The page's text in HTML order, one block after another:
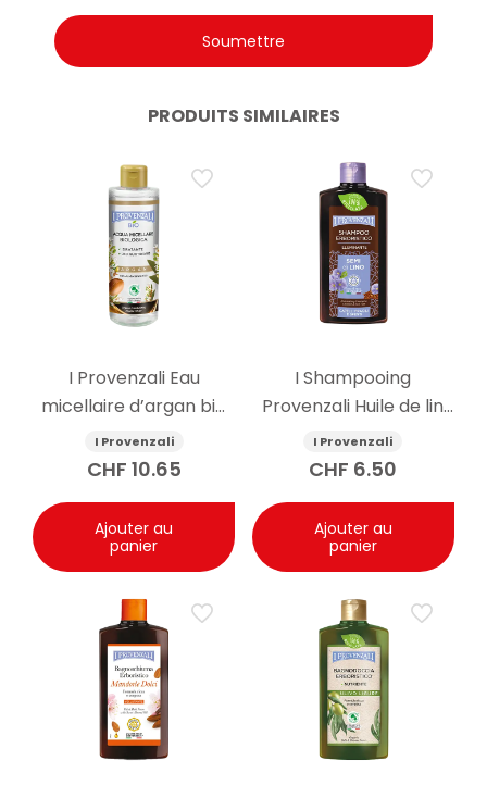
PRODUITS SIMILAIRES
I Provenzali Eau
micellaire d’argan bio
400ml
I Provenzali
CHF 10.65
Ajouter au
panier
I Shampooing
Provenzali Huile de lin
250ml
I Provenzali
CHF 6.50
Ajouter au
panier